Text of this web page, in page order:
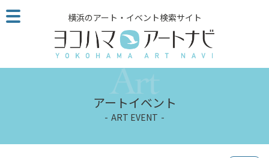
こ
の
ジ
横浜のアート・イベント検索サイト
アートイベント
ART EVENT